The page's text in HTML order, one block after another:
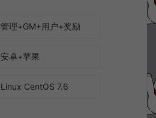
管理+GM+用户+奖励
安卓+苹果
Linux CentOS 7.6